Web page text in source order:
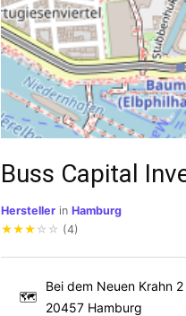
Buss Capital
Hersteller in Hamburg
★★★ ☆ ☆ (4)
🗺
Bei dem Neuen Krahn 2
20457 Hamburg